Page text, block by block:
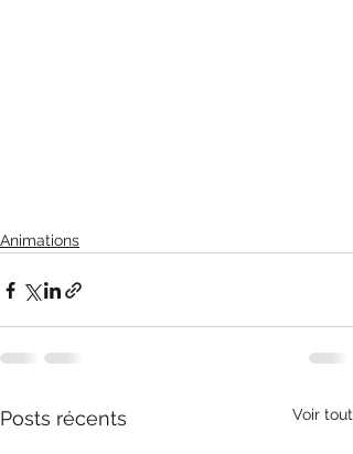
Animations
Posts récents Voir tout